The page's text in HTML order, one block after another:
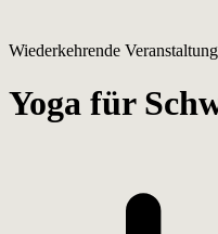
Wiederkehrende Veranstaltung
Yoga für